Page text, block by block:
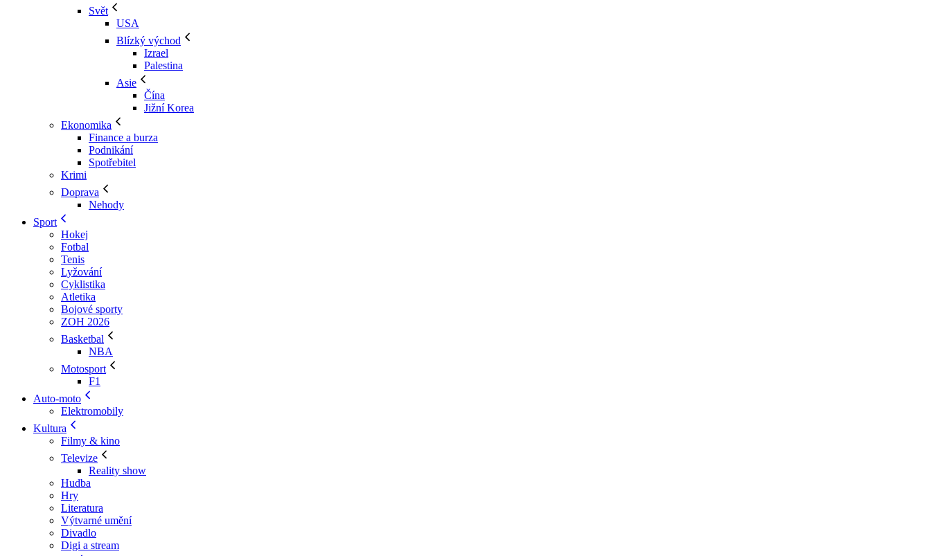
Svět
USA
Blízký východ
Izrael
Palestina
Asie
Čína
Jižní Korea
Ekonomika
Finance a burza
Podnikání
Spotřebitel
Krimi
Doprava
Nehody
Sport
Hokej
Fotbal
Tenis
Lyžování
Cyklistika
Atletika
Bojové sporty
ZOH 2026
Basketbal
NBA
Motosport
F1
Auto-moto
Elektromobily
Kultura
Filmy & kino
Televize
Reality show
Hudba
Hry
Literatura
Výtvarné umění
Divadlo
Digi a stream